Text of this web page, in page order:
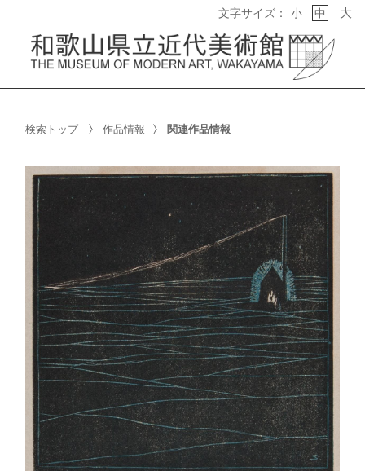
文字サイズ： 小 中 大
検索トップ 作品情報 関連作品情報